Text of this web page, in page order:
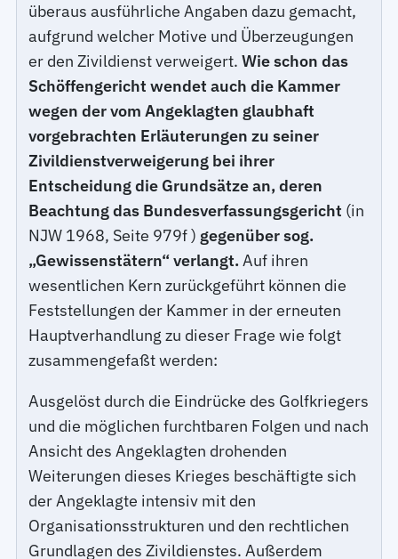
überaus ausführliche Angaben dazu gemacht,
aufgrund welcher Motive und Überzeugungen
er den Zivildienst verweigert.Wie schon das
Schöffengericht wendet auch die Kammer
wegen der vom Angeklagten glaubhaft
vorgebrachten Erläuterungen zu seiner
Zivildienstverweigerung bei ihrer
Entscheidung die Grundsätze an, deren
Beachtung das Bundesverfassungsgericht (in
NJW 1968, Seite 979f ) gegenüber sog.
„Gewissenstätern“ verlangt. Auf ihren
wesentlichen Kern zurückgeführt können die
Feststellungen der Kammer in der erneuten
Hauptverhandlung zu dieser Frage wie folgt
zusammengefaßt werden:
Ausgelöst durch die Eindrücke des Golfkriegers
und die möglichen furchtbaren Folgen und nach
Ansicht des Angeklagten drohenden
Weiterungen dieses Krieges beschäftigte sich
der Angeklagte intensiv mit den
Organisationsstrukturen und den rechtlichen
Grundlagen des Zivildienstes. Außerdem